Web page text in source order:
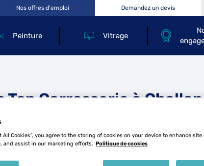
Peinture Vitrage
Nos offres d'emploi Demandez un devis
Top Carrosserie à
All Cookies”, you agree to the storing of cookies on your device to enhance
and assist in our marketing efforts. Politique de cookies